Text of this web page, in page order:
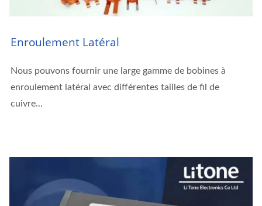
Enroulement Latéral
Nous pouvons fournir une large gamme de bobines à
enroulement latéral avec différentes tailles de fil de
cuivre...